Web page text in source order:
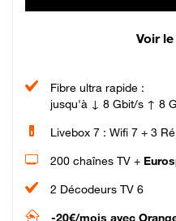
Voir
Fibre ultra rapide :
jusqu'à ↓ 8 Gbit/s ↑ 8
Livebox 7 : Wifi 7 + 3
200 chaînes TV +
2 Décodeurs TV 6
-20€/mois avec